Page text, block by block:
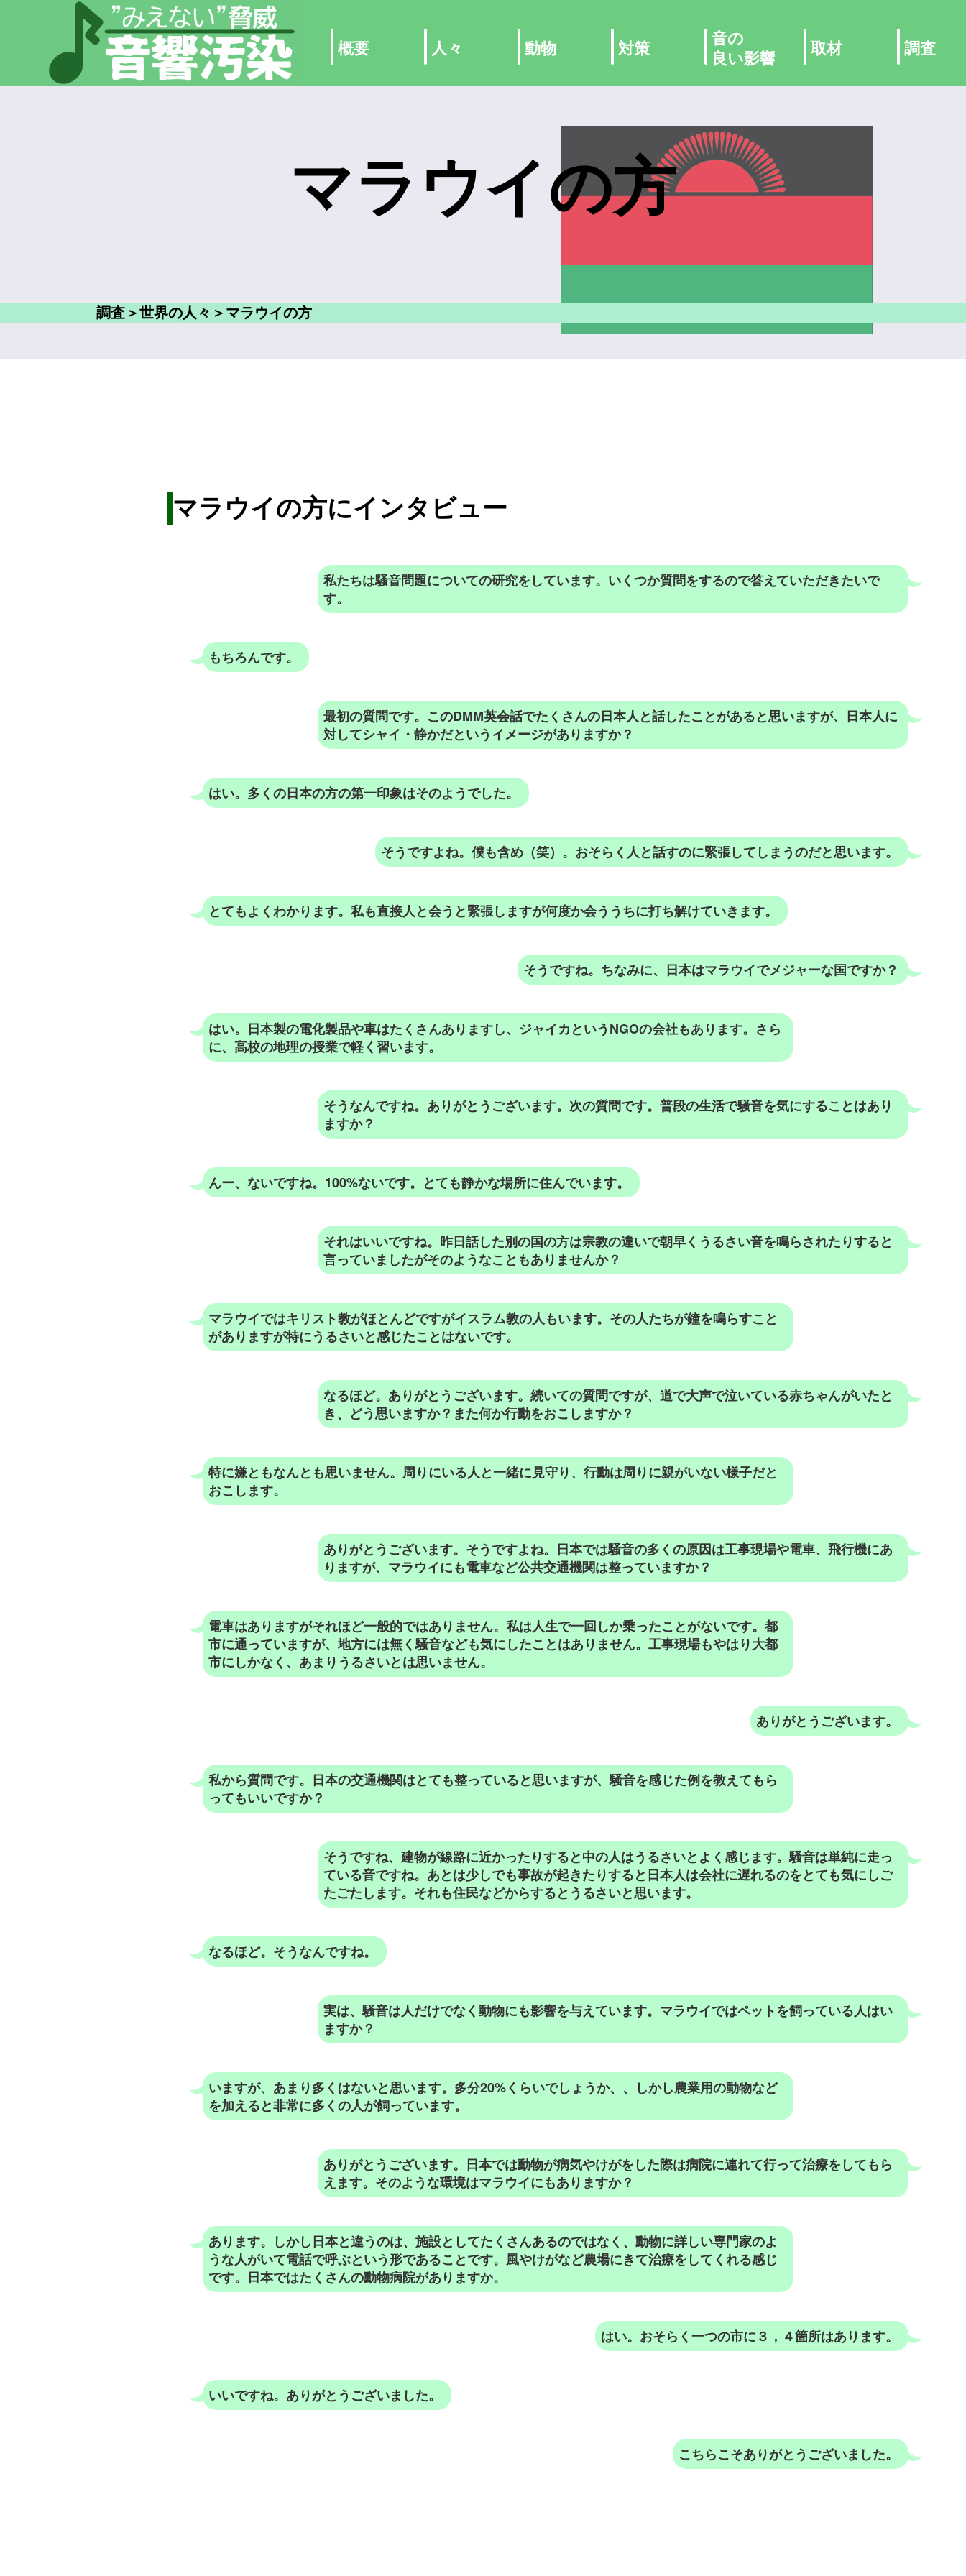
概要 人々 動物 対策
音の
良い影響
取材 調査
マラウイの方
調査＞世界の人々＞マラウイの方
マラウイの方にインタビュー
私たちは騒音問題についての研究をしています。いくつか質問をするので答えていただきたいで
す。
もちろんです。
最初の質問です。このDMM英会話でたくさんの日本人と話したことがあると思いますが、日本人に
対してシャイ・静かだというイメージがありますか？
はい。多くの日本の方の第一印象はそのようでした。
そうですよね。僕も含め（笑）。おそらく人と話すのに緊張してしまうのだと思います。
とてもよくわかります。私も直接人と会うと緊張しますが何度か会ううちに打ち解けていきます。
そうですね。ちなみに、日本はマラウイでメジャーな国ですか？
はい。日本製の電化製品や車はたくさんありますし、ジャイカというNGOの会社もあります。さら
に、高校の地理の授業で軽く習います。
そうなんですね。ありがとうございます。次の質問です。普段の生活で騒音を気にすることはあり
ますか？
んー、ないですね。100%ないです。とても静かな場所に住んでいます。
それはいいですね。昨日話した別の国の方は宗教の違いで朝早くうるさい音を鳴らされたりすると
言っていましたがそのようなこともありませんか？
マラウイではキリスト教がほとんどですがイスラム教の人もいます。その人たちが鐘を鳴らすこと
がありますが特にうるさいと感じたことはないです。
なるほど。ありがとうございます。続いての質問ですが、道で大声で泣いている赤ちゃんがいたと
き、どう思いますか？また何か行動をおこしますか？
特に嫌ともなんとも思いません。周りにいる人と一緒に見守り、行動は周りに親がいない様子だと
おこします。
ありがとうございます。そうですよね。日本では騒音の多くの原因は工事現場や電車、飛行機にあ
りますが、マラウイにも電車など公共交通機関は整っていますか？
電車はありますがそれほど一般的ではありません。私は人生で一回しか乗ったことがないです。都
市に通っていますが、地方には無く騒音なども気にしたことはありません。工事現場もやはり大都
市にしかなく、あまりうるさいとは思いません。
ありがとうございます。
私から質問です。日本の交通機関はとても整っていると思いますが、騒音を感じた例を教えてもら
ってもいいですか？
そうですね、建物が線路に近かったりすると中の人はうるさいとよく感じます。騒音は単純に走っ
ている音ですね。あとは少しでも事故が起きたりすると日本人は会社に遅れるのをとても気にしご
たごたします。それも住民などからするとうるさいと思います。
なるほど。そうなんですね。
実は、騒音は人だけでなく動物にも影響を与えています。マラウイではペットを飼っている人はい
ますか？
いますが、あまり多くはないと思います。多分20%くらいでしょうか、、しかし農業用の動物など
を加えると非常に多くの人が飼っています。
ありがとうございます。日本では動物が病気やけがをした際は病院に連れて行って治療をしてもら
えます。そのような環境はマラウイにもありますか？
あります。しかし日本と違うのは、施設としてたくさんあるのではなく、動物に詳しい専門家のよ
うな人がいて電話で呼ぶという形であることです。風やけがなど農場にきて治療をしてくれる感じ
です。日本ではたくさんの動物病院がありますか。
はい。おそらく一つの市に３，４箇所はあります。
いいですね。ありがとうございました。
こちらこそありがとうございました。